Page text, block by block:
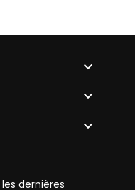



dernières